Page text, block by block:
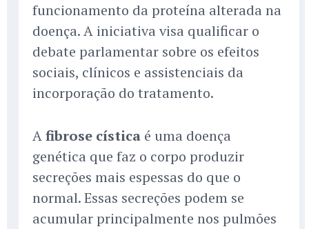
funcionamento da proteína alterada na
doença. A iniciativa visa qualificar o
debate parlamentar sobre os efeitos
sociais, clínicos e assistenciais da
incorporação do tratamento.
Afibrose cística é uma doença
genética que faz o corpo produzir
secreções mais espessas do que o
normal. Essas secreções podem se
acumular principalmente nos pulmões